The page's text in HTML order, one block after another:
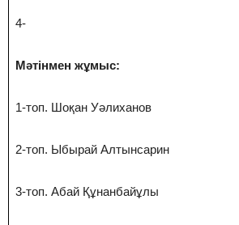
4-
Мәтінмен жұмыс:
1-топ. Шоқан Уәлиханов
2-топ. Ыбырай Алтынсарин
3-топ. Абай Құнанбайұлы